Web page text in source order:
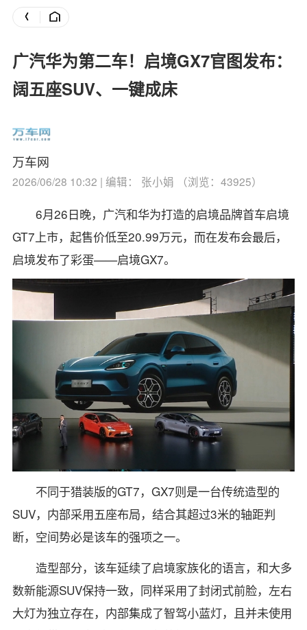
广汽华为第二车！启境GX7官图发布：
阔五座SUV、一键成床
万车网
2026/06/28 10:32 | 编辑： 张小娟 （浏览：43925）
6月26日晚，广汽和华为打造的启境品牌首车启境
GT7上市，起售价低至20.99万元，而在发布会最后，
启境发布了彩蛋——启境GX7。
不同于猎装版的GT7，GX7则是一台传统造型的
SUV，内部采用五座布局，结合其超过3米的轴距判
断，空间势必是该车的强项之一。
造型部分，该车延续了启境家族化的语言，和大多
数新能源SUV保持一致，同样采用了封闭式前脸，左右
大灯为独立存在，内部集成了智驾小蓝灯，且并未使用